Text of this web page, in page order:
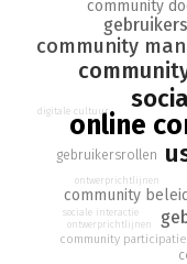
Het boek is bedoeld
bestaande
online
community
community
community
gebruikersrollen
community participatie
ontwerprichtlijnen
ontwerprichtlijnen
sociale interactie
digitale cultuur